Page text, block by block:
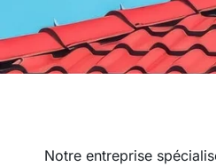
Notre entreprise